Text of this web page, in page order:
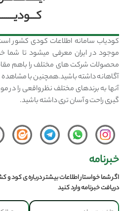
کودیاب سامانه اطلاعات کودی کشور
موجود در ایران معرفی میشود تا شما
محصولات شرکت های مختلف را باهم
آگاهانه داشته باشید.همچنین با
آنها به برندهای مختلف نظر واقعی را در
گیری راحت و آسان تری داشته باشید.
خبرنامه
اگر شما خواستار اطلاعات بیشتر درباره ی کود
دریافت خبرنامه وارد کنید